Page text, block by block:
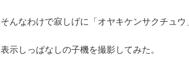
そんなわけで寂しげに「オヤキケンサクチュウ
表示しっぱなしの子機を撮影してみた。